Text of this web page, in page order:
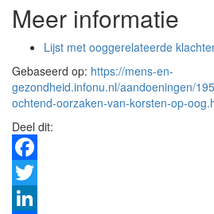
Meer informatie
Lijst met ooggerelateerde
Gebaseerd op: https://mens-en-
gezondheid.infonu.nl/aandoeningen/
ochtend-oorzaken-van-korsten-op-
Deel dit:
Facebook
Twitter